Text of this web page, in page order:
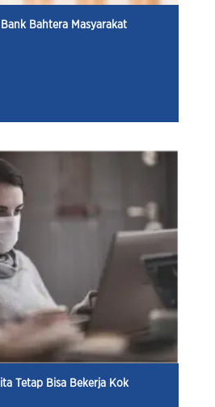
Bahtera Masyarakat
Tetap Bisa Bekerja Kok